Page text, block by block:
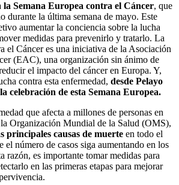
la Semana Europea contra el Cáncer, que
durante la última semana de mayo. Este
aumentar la conciencia sobre la lucha
medidas para prevenirlo y tratarlo. La
el Cáncer es una iniciativa de la Asociación
(EAC), una organización sin ánimo de
el impacto del cáncer en Europa. Y,
contra esta enfermedad, desde Pelayo
celebración de esta Semana Europea.
que afecta a millones de personas en
Organización Mundial de la Salud (OMS),
principales causas de muerte en todo el
el número de casos siga aumentando en los
razón, es importante tomar medidas para
en las primeras etapas para mejorar